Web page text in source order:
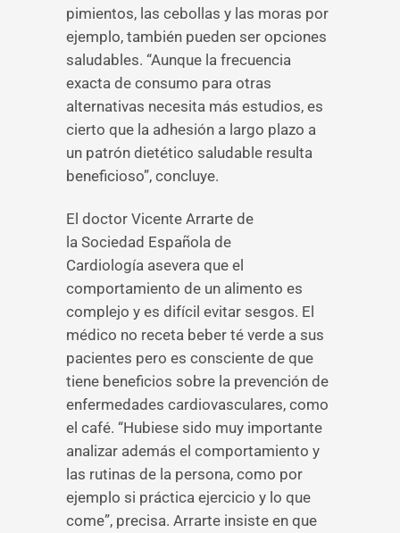
pimientos, las cebollas y las moras por
ejemplo, también pueden ser opciones
saludables. “Aunque la frecuencia
exacta de consumo para otras
alternativas necesita más estudios, es
cierto que la adhesión a largo plazo a
un patrón dietético saludable resulta
beneficioso”, concluye.
El doctor Vicente Arrarte de
la Sociedad Española de
Cardiología asevera que el
comportamiento de un alimento es
complejo y es difícil evitar sesgos. El
médico no receta beber té verde a sus
pacientes pero es consciente de que
tiene beneficios sobre la prevención de
enfermedades cardiovasculares, como
el café. “Hubiese sido muy importante
analizar además el comportamiento y
las rutinas de la persona, como por
ejemplo si práctica ejercicio y lo que
come”, precisa. Arrarte insiste en que